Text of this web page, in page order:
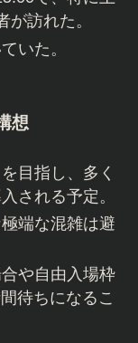
が訪れた。
いた。
想
目指し、多く
される予定。
端な混雑は避
や自由入場枠
待ちになるこ